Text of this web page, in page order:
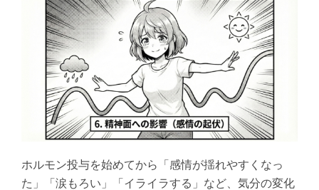
ホルモン投与を始めてから「感情が揺れやすくなっ
た」「涙もろい」「イライラする」など、気分の変化